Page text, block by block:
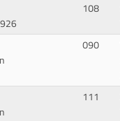
108
090
111